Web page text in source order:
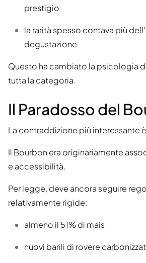
prestigio
la rarità spesso contava più
degustazione
Questo ha cambiato la psicologia
tutta la categoria.
Il Paradosso del
La contraddizione più interessante
Il Bourbon era originariamente
e accessibilità.
Per legge, deve ancora seguire
relativamente rigide:
almeno il 51% di mais
nuovi barili di rovere